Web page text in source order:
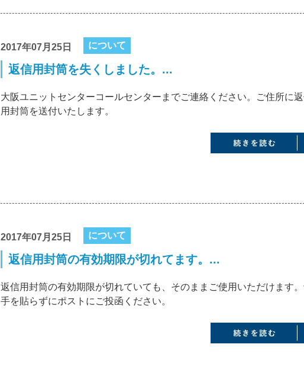
2017年07月25日 について
返信用封筒を失くしました。...
大阪ユニットセンターコールセンターまでご連絡ください。ご住所に
用封筒を送付いたします。
2017年07月25日 について
返信用封筒の有効期限が切れてます。...
返信用封筒の有効期限が切れていても、そのままご使用いただけます
手を貼らずにポストにご投函ください。